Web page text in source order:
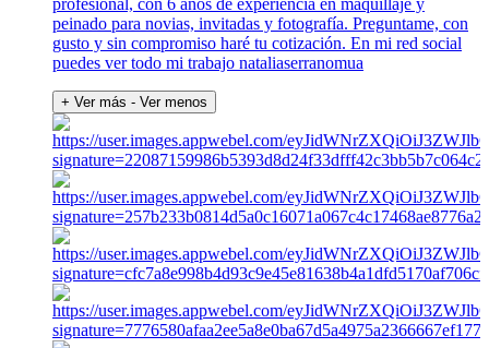
peinado para novias, invitadas y fotografía. Preguntame, con
gusto y sin compromiso haré tu cotización. En mi red social
puedes ver todo mi trabajo nataliaserranomua
+ Ver más - Ver menos